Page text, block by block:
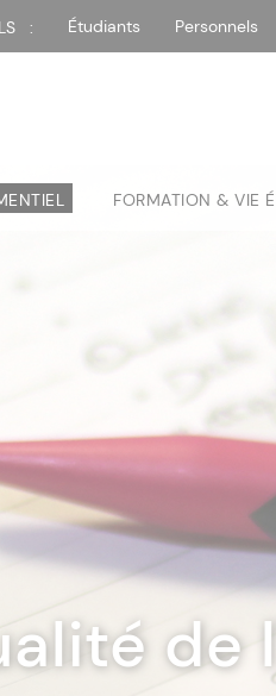
: Étudiants Personnels
FORMATION & VIE
de